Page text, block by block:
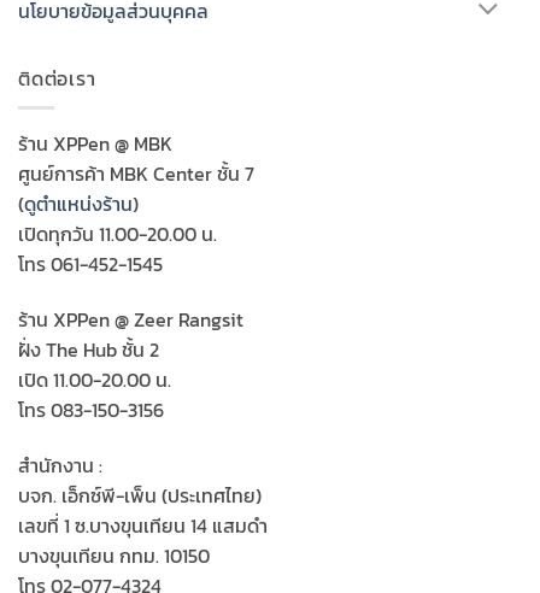
นโยบายข้อมูลส่วนบุคคล
ติดต่อเรา
ร้าน XPPen @ MBK
ศูนย์การค้า MBK Center ชั้น 7
(ดูตำแหน่งร้าน)
เปิดทุกวัน 11.00-20.00 น.
โทร 061-452-1545
ร้าน XPPen @ Zeer Rangsit
ฝั่ง The Hub ชั้น 2
เปิด 11.00-20.00 น.
โทร 083-150-3156
สำนักงาน :
บจก. เอ็กซ์พี-เพ็น (ประเทศไทย)
เลขที่ 1 ซ.บางขุนเทียน 14 แสมดำ
บางขุนเทียน กทม. 10150
โทร 02-077-4324